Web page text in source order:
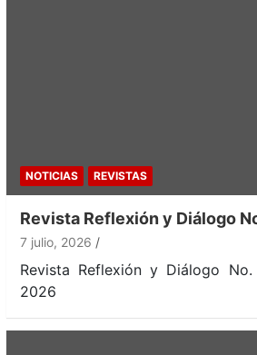
NOTICIAS REVISTAS
Revista Reflexión y Diálogo
7 julio, 2026
Revista Reflexión y Diálogo
2026